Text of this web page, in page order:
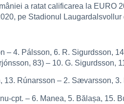
a ratat calificarea la EURO
pe Stadionul Laugardalsvollur
– 4. Pálsson, 6. R. Sigurdsson,
83) – 10. G. Sigurdsson,
13. Rúnarsson – 2. Sævarsson,
cpt. – 6. Manea, 5. Bălașa, 15.